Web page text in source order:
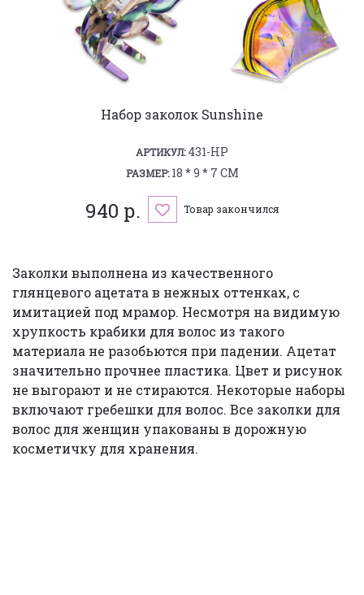
Набор заколок Sunshine
АРТИКУЛ:431-HP
РАЗМЕР:18 * 9 * 7 СМ
940 р. Товар закончился
Заколки выполнена из качественного
глянцевого ацетата в нежных оттенках, с
имитацией под мрамор. Несмотря на видимую
хрупкость крабики для волос из такого
материала не разобьются при падении. Ацетат
значительно прочнее пластика. Цвет и рисунок
не выгорают и не стираются. Некоторые наборы
включают гребешки для волос. Все заколки для
волос для женщин упакованы в дорожную
косметичку для хранения.